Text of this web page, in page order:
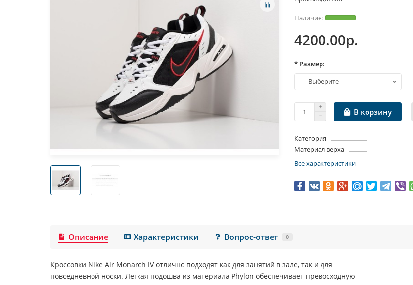
4200.00р.
* Размер:
В корзину
Категория
Материал верха
Все характеристики
Описание Характеристики Вопрос-ответ 0
Кроссовки Nike Air Monarch IVотлично подходят как для занятий в зале, так и для
повседневной носки. Лёгкая подошва из материала Phylon обеспечивает превосходную